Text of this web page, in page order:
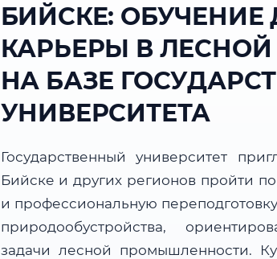
БИЙСКЕ: ОБУЧЕНИЕ
КАРЬЕРЫ В
НА БАЗЕ
УНИВЕРСИТЕТА
Государственный университет
Бийске и других регионов пройти
и профессиональную
природообустройства,
задачи лесной промышленности.